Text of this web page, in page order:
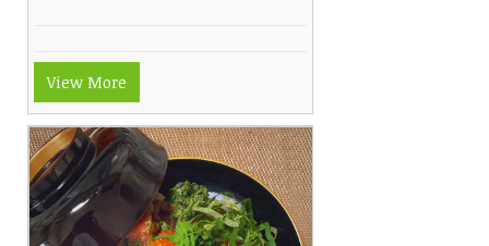
View More